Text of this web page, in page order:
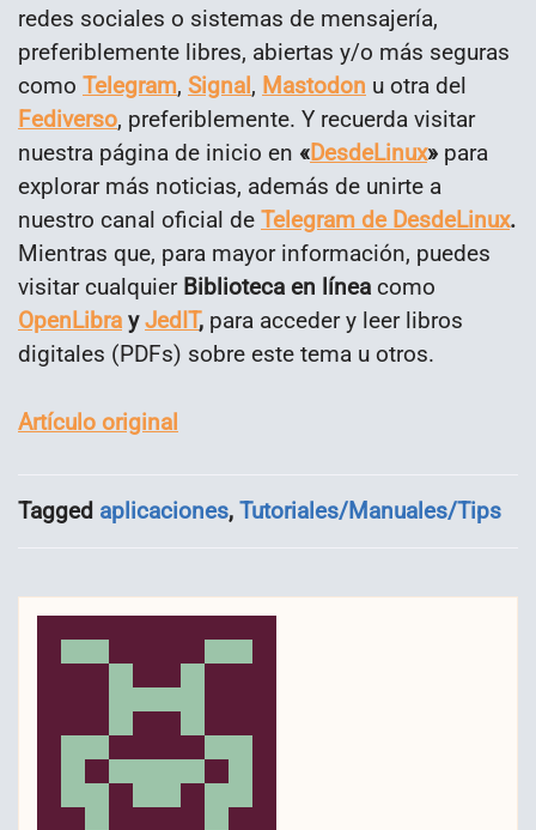
redes sociales o sistemas de mensajería,
preferiblemente libres, abiertas y/o más seguras
como Telegram, Signal, Mastodon u otra del
Fediverso, preferiblemente. Y recuerda visitar
nuestra página de inicio en «DesdeLinux» para
explorar más noticias, además de unirte a
nuestro canal oficial de Telegram de DesdeLinux.
Mientras que, para mayor información, puedes
visitar cualquier Biblioteca en línea como
OpenLibra yJedIT, para acceder y leer libros
digitales (PDFs) sobre este tema u otros.
Artículo original
Tagged aplicaciones, Tutoriales/Manuales/Tips